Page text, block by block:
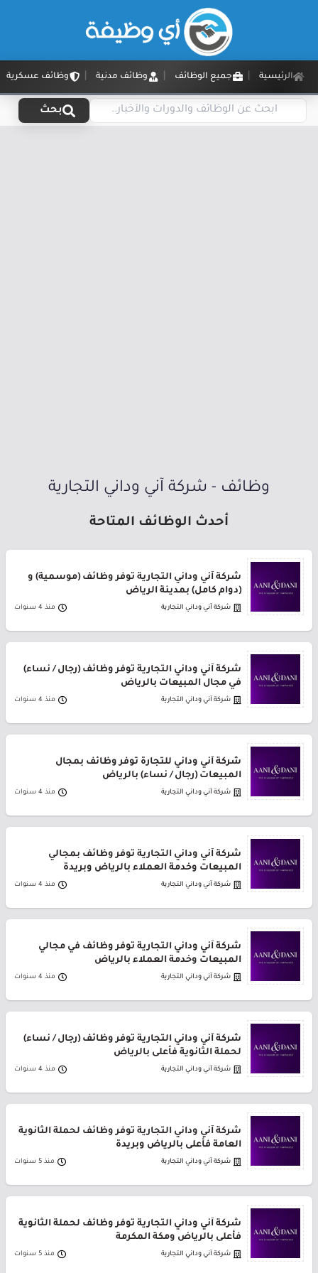
الرئيسية جميع الوظائف وظائف مدنية وظائف عسكرية
بحث
وظائف - شركة آني وداني التجارية
أحدث الوظائف المتاحة
شركة آني وداني التجارية توفر وظائف (موسمية) و
(دوام كامل) بمدينة الرياض
شركة آني وداني التجارية منذ 4 سنوات
شركة آني وداني التجارية توفر وظائف (رجال / نساء)
في مجال المبيعات بالرياض
شركة آني وداني التجارية منذ 4 سنوات
شركة آني وداني للتجارة توفر وظائف بمجال
المبيعات (رجال / نساء) بالرياض
شركة آني وداني التجارية منذ 4 سنوات
شركة آني وداني التجارية توفر وظائف بمجالي
المبيعات وخدمة العملاء بالرياض وبريدة
شركة آني وداني التجارية منذ 4 سنوات
شركة آني وداني التجارية توفر وظائف في مجالي
المبيعات وخدمة العملاء بالرياض
شركة آني وداني التجارية منذ 4 سنوات
شركة آني وداني التجارية توفر وظائف (رجال / نساء)
لحملة الثانوية فأعلى بالرياض
شركة آني وداني التجارية منذ 4 سنوات
شركة آني وداني التجارية توفر وظائف لحملة الثانوية
العامة فأعلى بالرياض وبريدة
شركة آني وداني التجارية منذ 5 سنوات
شركة آني وداني التجارية توفر وظائف لحملة الثانوية
فأعلى بالرياض ومكة المكرمة
شركة آني وداني التجارية منذ 5 سنوات